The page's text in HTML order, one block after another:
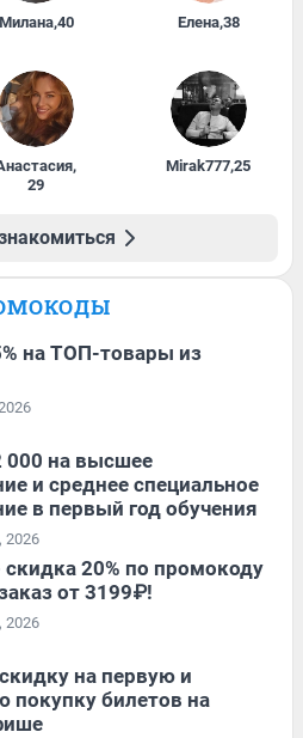
Милана,40 Елена,38
,
29
Mirak777,25
на ТОП-товары из
000 на высшее
и среднее специальное
в первый год обучения
2026
скидка 20% по промокоду
от 3199₽!
2026
на первую и
покупку билетов на